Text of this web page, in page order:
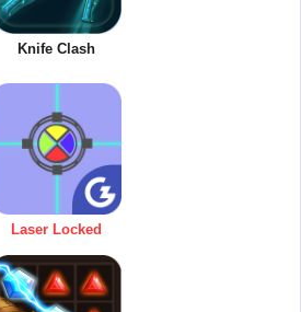
Knife Clash
Laser Locked